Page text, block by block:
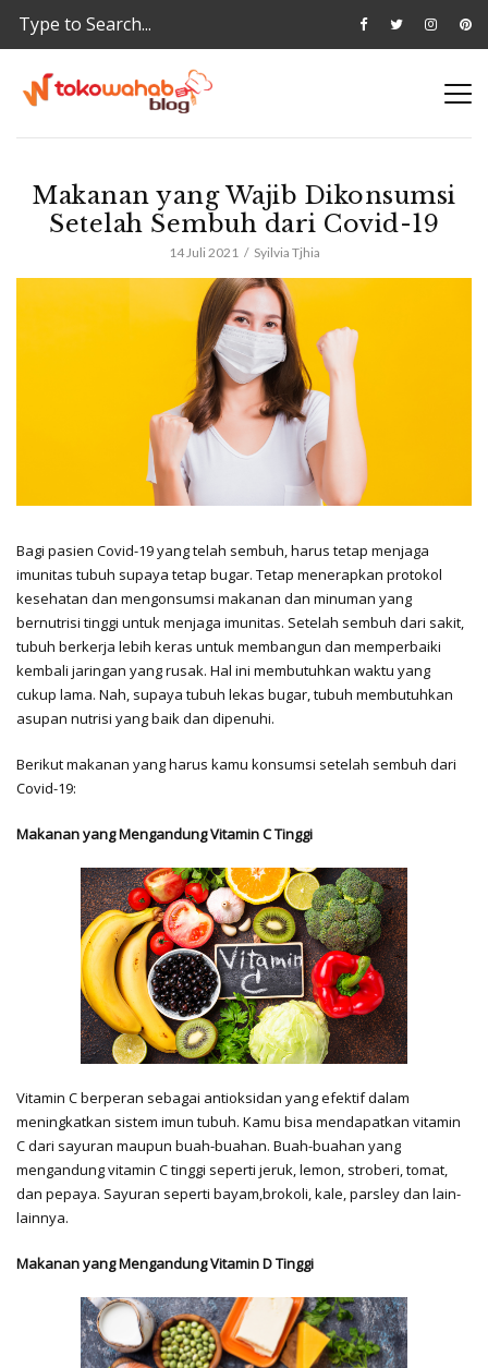
Makanan yang Wajib Dikonsumsi
Setelah Sembuh dari Covid-19
14 Juli 2021 Syilvia Tjhia
Bagi pasien Covid-19 yang telah sembuh, harus tetap menjaga
imunitas tubuh supaya tetap bugar. Tetap menerapkan protokol
kesehatan dan mengonsumsi makanan dan minuman yang
bernutrisi tinggi untuk menjaga imunitas. Setelah sembuh dari sakit,
tubuh berkerja lebih keras untuk membangun dan memperbaiki
kembali jaringan yang rusak. Hal ini membutuhkan waktu yang
cukup lama. Nah, supaya tubuh lekas bugar, tubuh membutuhkan
asupan nutrisi yang baik dan dipenuhi.
Berikut makanan yang harus kamu konsumsi setelah sembuh dari
Covid-19:
Makanan yang Mengandung Vitamin C Tinggi
Vitamin C berperan sebagai antioksidan yang efektif dalam
meningkatkan sistem imun tubuh. Kamu bisa mendapatkan vitamin
C dari sayuran maupun buah-buahan. Buah-buahan yang
mengandung vitamin C tinggi seperti jeruk, lemon, stroberi, tomat,
dan pepaya. Sayuran seperti bayam,brokoli, kale, parsley dan lain-
lainnya.
Makanan yang Mengandung Vitamin D Tinggi